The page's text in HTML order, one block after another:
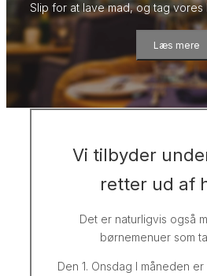
​​Slip for at lave mad, og tag
Læs mere
Vi tilbyder
retter ud af
Det er naturligvis også
børnemenuer som
Den 1. Onsdag I måneden